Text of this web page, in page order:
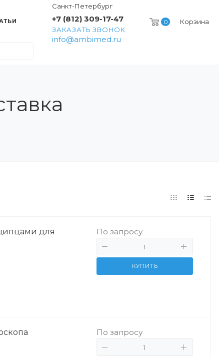
0 Корзина
Санкт-Петербург
+7 (812) 309-17-47
ЗАКАЗАТЬ ЗВОНОК
info@ambimed.ru
для
По запросу
КУПИТЬ
По запросу